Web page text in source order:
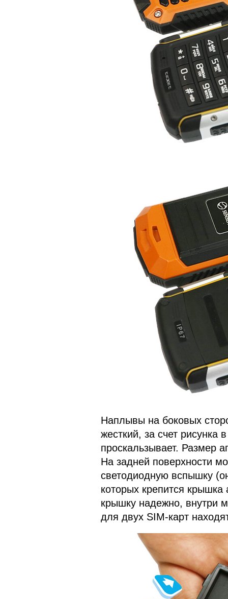
Наплывы на боковых
жесткий, за счет рисунка
проскальзывает. Размер
На задней поверхности
светодиодную вспышку
которых крепится крышка
крышку надежно, внутри
для двух SIM-карт